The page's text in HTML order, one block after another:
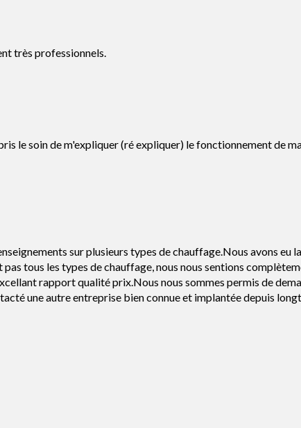
très professionnels.
le soin de m'expliquer (ré expliquer) le fonctionnement de
sur plusieurs types de chauffage.Nous avons
tous les types de chauffage, nous nous sentions
rapport qualité prix.Nous nous sommes permis de
une autre entreprise bien connue et implantée depuis